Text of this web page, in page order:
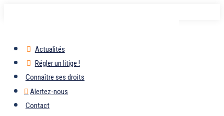
Actualités
Régler un litige !
Connaître ses droits
Alertez-nous
Contact